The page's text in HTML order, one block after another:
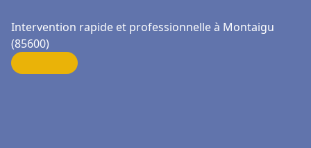
Intervention rapide et professionnelle à Montaigu
(85600)